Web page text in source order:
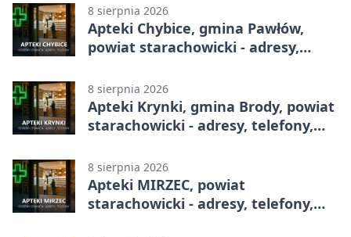
8 sierpnia 2026
Apteki Chybice, gmina Pawłów,
powiat starachowicki - adresy,
8 sierpnia 2026
Apteki Krynki, gmina Brody, powiat
starachowicki - adresy, telefony,
8 sierpnia 2026
Apteki MIRZEC, powiat
starachowicki - adresy, telefony,